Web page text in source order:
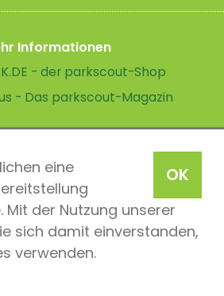
OK
eine
Mit der Nutzung unserer
sich damit einverstanden,
verwenden.
Informationen
- der parkscout-Shop
- Das parkscout-Magazin
ein Produkt der Parkteam AG